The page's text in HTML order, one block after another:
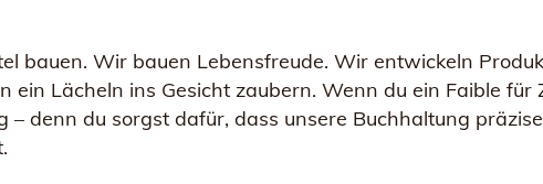
bauen. Wir bauen Lebensfreude. Wir entwickeln
ein Lächeln ins Gesicht zaubern. Wenn du ein Faible
– denn du sorgst dafür, dass unsere Buchhaltung